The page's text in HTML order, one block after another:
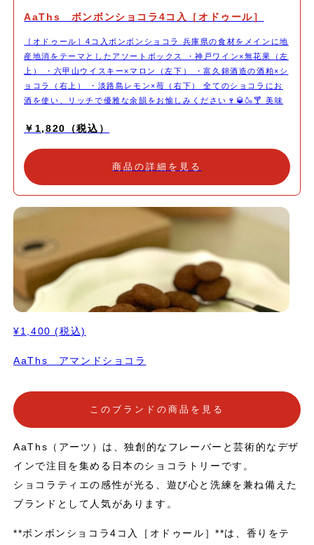
AaThs ボンボンショコラ4コ入［オドゥール］
［オドゥール］4コ入ボンボンショコラ 兵庫県の食材をメインに地
産地消をテーマとしたアソートボックス ・神戸ワイン×無花果（左
上） ・六甲山ウイスキー×マロン（左下） ・富久錦酒造の酒粕×シ
ョコラ（右上） ・淡路島レモン×苺（右下） 全てのショコラにお
酒を使い、リッチで優雅な余韻をお愉しみください🍷🥃🍶🍸 美味
のご褒美に。
￥1,820（税込）
商品の詳細を見る
¥1,400 (税込)
AaThs アマンドショコラ
このブランドの商品を見る
AaThs（アーツ）は、独創的なフレーバーと芸術的なデザ
インで注目を集める日本のショコラトリーです。
ショコラティエの感性が光る、遊び心と洗練を兼ね備えた
ブランドとして人気があります。
**ボンボンショコラ4コ入［オドゥール］**は、香りをテ